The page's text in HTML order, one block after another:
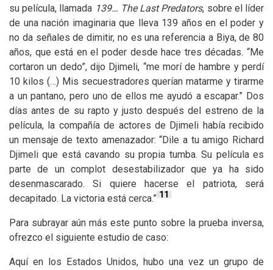
su película, llamada 139… The Last Predators, sobre el líder
de una nación imaginaria que lleva 139 años en el poder y
no da señales de dimitir, no es una referencia a Biya, de 80
años, que está en el poder desde hace tres décadas. “Me
cortaron un dedo”, dijo Djimeli, “me morí de hambre y perdí
10 kilos (…) Mis secuestradores querían matarme y tirarme
a un pantano, pero uno de ellos me ayudó a escapar.” Dos
días antes de su rapto y justo después del estreno de la
película, la compañía de actores de Djimeli había recibido
un mensaje de texto amenazador: “Dile a tu amigo Richard
Djimeli que está cavando su propia tumba. Su película es
parte de un complot desestabilizador que ya ha sido
desenmascarado. Si quiere hacerse el patriota, será
decapitado. La victoria está cerca.” 11
Para subrayar aún más este punto sobre la prueba inversa,
ofrezco el siguiente estudio de caso:
Aquí en los Estados Unidos, hubo una vez un grupo de